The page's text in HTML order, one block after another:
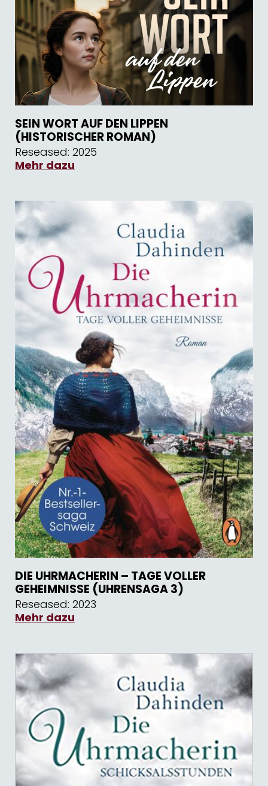
SEIN WORT AUF DEN LIPPEN
(HISTORISCHER ROMAN)
Reseased: 2025
Mehr dazu
DIE UHRMACHERIN – TAGE VOLLER
GEHEIMNISSE (UHRENSAGA 3)
Reseased: 2023
Mehr dazu